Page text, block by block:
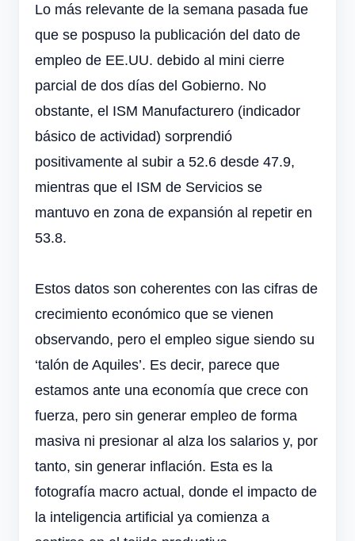
Lo más relevante de la semana pasada fue
que se pospuso la publicación del dato de
empleo de EE.UU. debido al mini cierre
parcial de dos días del Gobierno. No
obstante, el ISM Manufacturero (indicador
básico de actividad) sorprendió
positivamente al subir a 52.6 desde 47.9,
mientras que el ISM de Servicios se
mantuvo en zona de expansión al repetir en
53.8.
Estos datos son coherentes con las cifras de
crecimiento económico que se vienen
observando, pero el empleo sigue siendo su
‘talón de Aquiles’. Es decir, parece que
estamos ante una economía que crece con
fuerza, pero sin generar empleo de forma
masiva ni presionar al alza los salarios y, por
tanto, sin generar inflación. Esta es la
fotografía macro actual, donde el impacto de
la inteligencia artificial ya comienza a